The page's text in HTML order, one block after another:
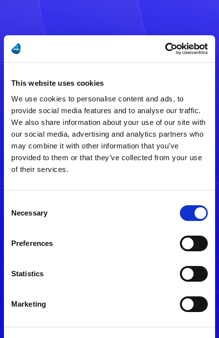
This website uses cookies
We use cookies to personalise content and ads, to
provide social media features and to analyse our traffic.
We also share information about your use of our site with
our social media, advertising and analytics partners who
may combine it with other information that you’ve
provided to them or that they’ve collected from your use
of their services.
Selection
Necessary
Preferences
Statistics
Marketing
注意事項
ある可能性があります。
メールアドレスをご確認のうえ、
再度手続きを行ってください。
メルマガ配信停止